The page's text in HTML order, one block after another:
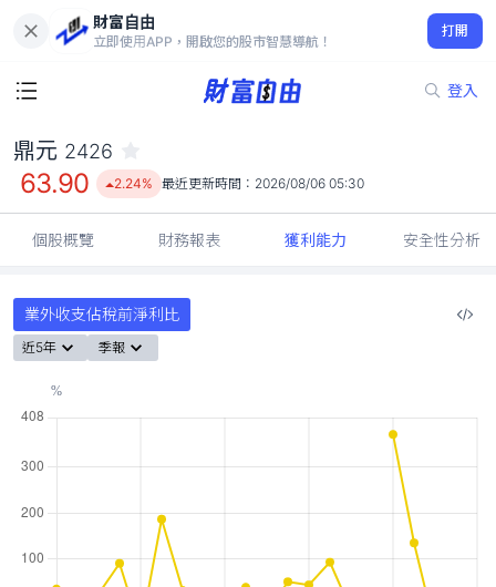
財富自由
立即使用APP，開啟您的股市智慧導航！
打開
登入
63.90
2.24%
鼎元 2426
63.90 2.24% 最近更新時間： 2026/08/06 05:30
個股概覽 財務報表 獲利能力 安全性分析
業外收支佔稅前淨利比
近5年 季報